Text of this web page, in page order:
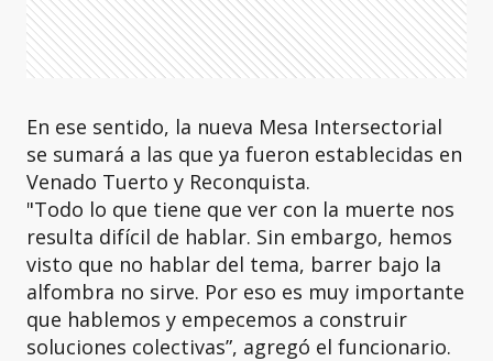
En ese sentido, la nueva Mesa Intersectorial
se sumará a las que ya fueron establecidas en
Venado Tuerto y Reconquista.
"Todo lo que tiene que ver con la muerte nos
resulta difícil de hablar. Sin embargo, hemos
visto que no hablar del tema, barrer bajo la
alfombra no sirve. Por eso es muy importante
que hablemos y empecemos a construir
soluciones colectivas”, agregó el funcionario.